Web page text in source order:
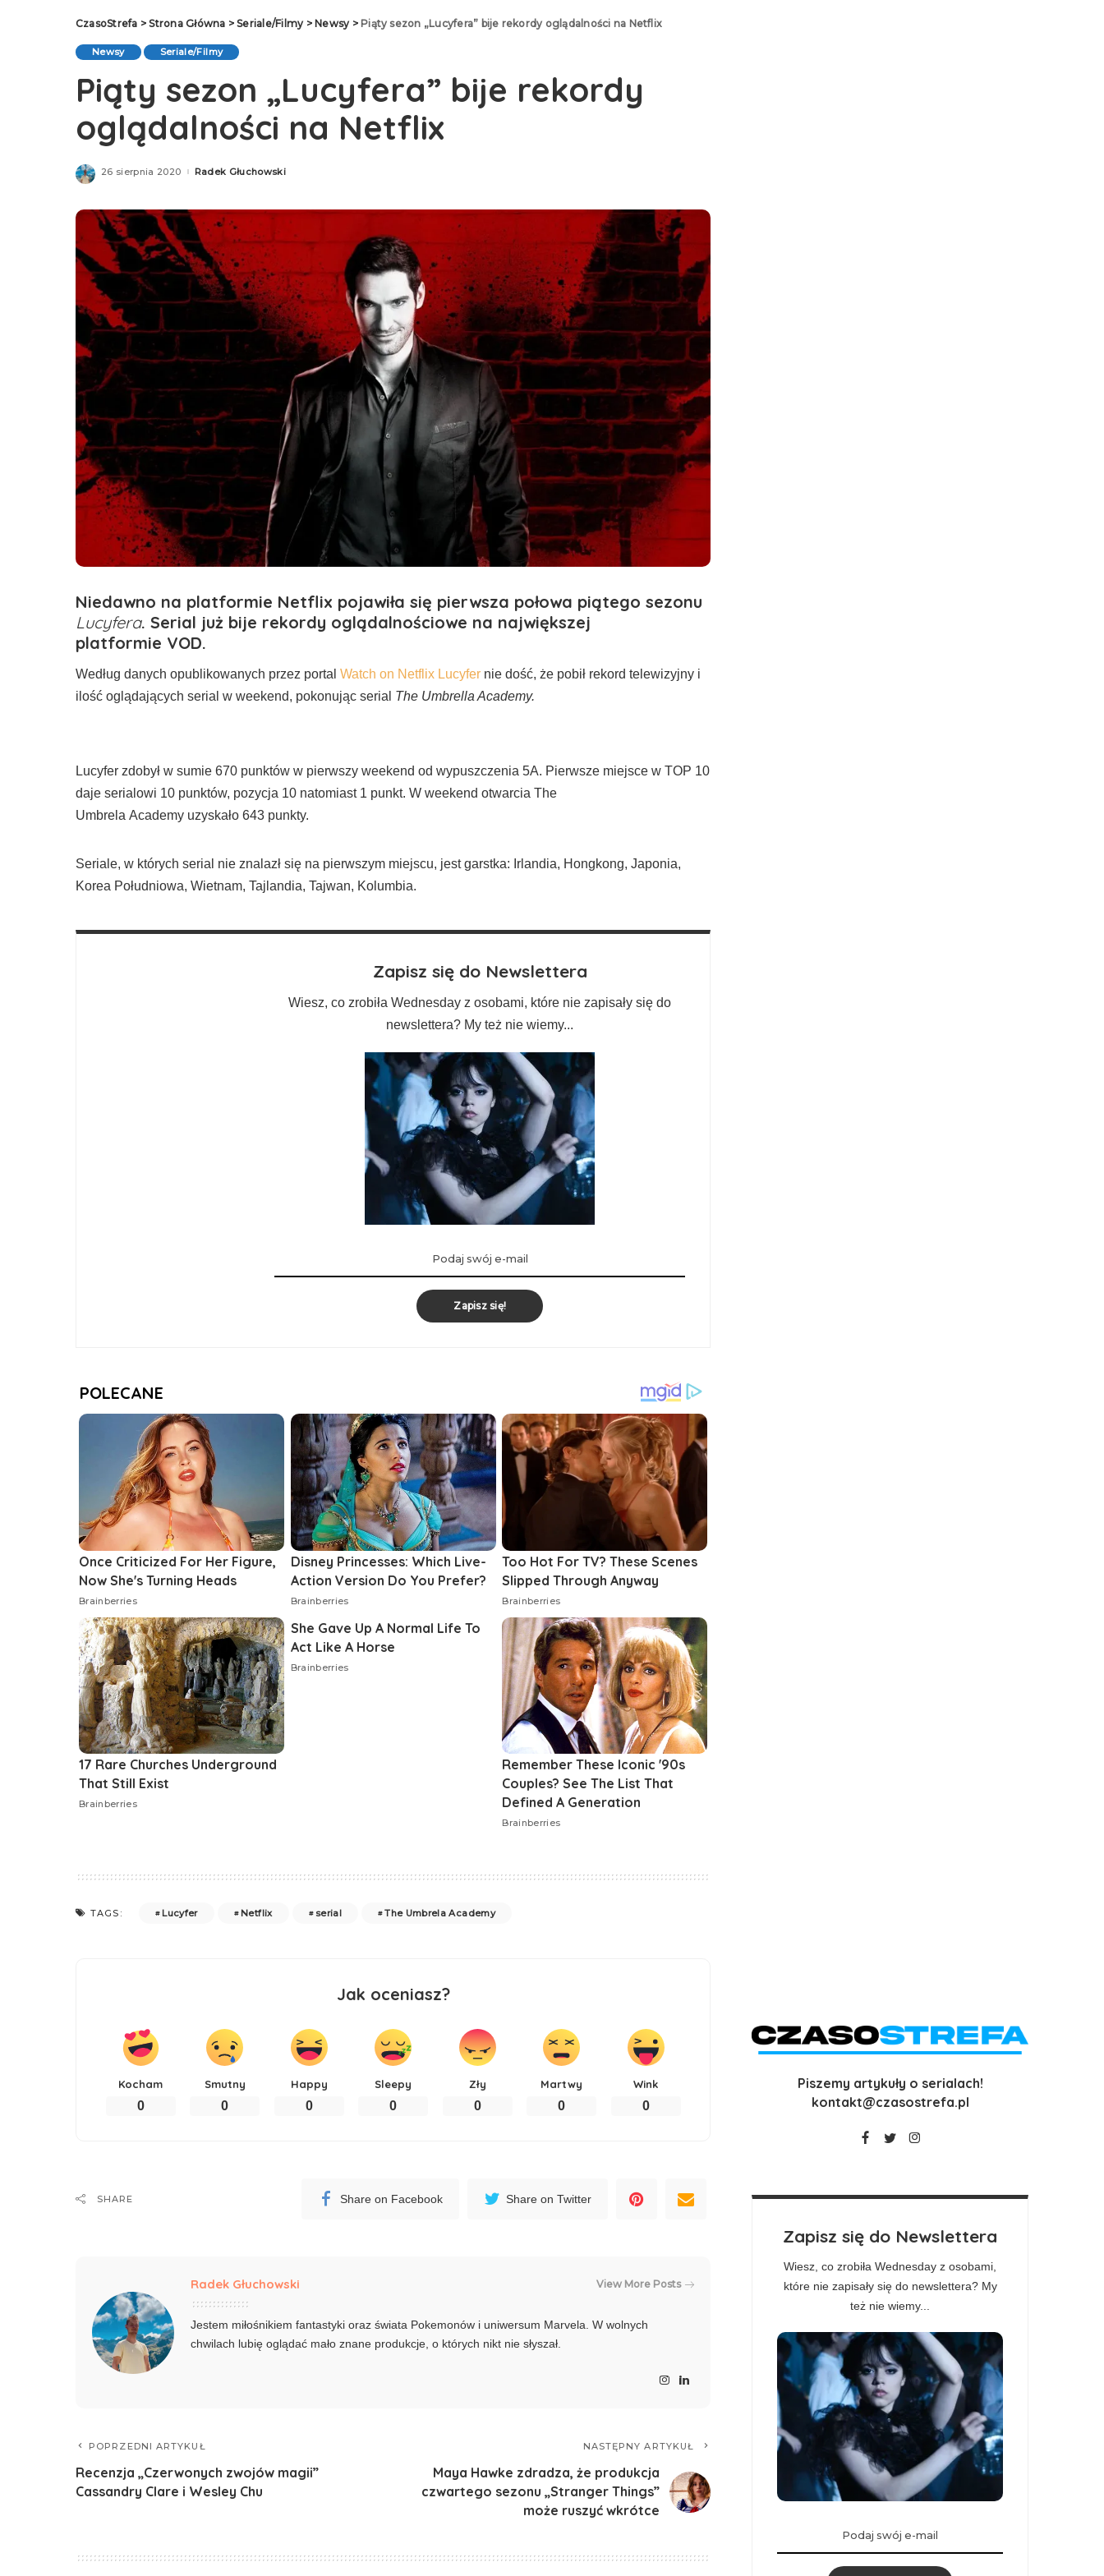
CzasoStrefa >Strona Główna >Seriale/Filmy> Newsy> Piąty sezon „Lucyfera” bije rekordy oglądalności na Netflix
Newsy Seriale/Filmy
Piąty sezon „Lucyfera” bije rekordy
oglądalności na Netflix
26 sierpnia 2020Posted
Radek Głuchowski
Niedawno na platformie Netflix pojawiła się pierwsza połowa piątego sezonu
Lucyfera. Serial już bije rekordy oglądalnościowe na największej
platformie VOD.
Według danych opublikowanych przez portal Watch on Netflix Lucyfer nie dość, że pobił rekord telewizyjny i
ilość oglądających serial w weekend, pokonując serial The Umbrella Academy.
Lucyfer zdobył w sumie 670 punktów w pierwszy weekend od wypuszczenia 5A. Pierwsze miejsce w TOP 10
daje serialowi 10 punktów, pozycja 10 natomiast 1 punkt. W weekend otwarcia The
Umbrela Academy uzyskało 643 punkty.
Seriale, w których serial nie znalazł się na pierwszym miejscu, jest garstka: Irlandia, Hongkong, Japonia,
Korea Południowa, Wietnam, Tajlandia, Tajwan, Kolumbia.
Zapisz się do Newslettera
Wiesz, co zrobiła Wednesday z osobami, które nie zapisały się do
newslettera? My też nie wiemy...
Zapisz się!
TAGS: Lucyfer Netflix serial The Umbrela Academy
Jak oceniasz?
Kocham
0
Smutny
0
Happy
0
Sleepy
0
Zły
0
Martwy
0
Wink
0
SHARE Share on Facebook Share on Twitter
Radek Głuchowski View More Posts
Jestem miłośnikiem fantastyki oraz świata Pokemonów i uniwersum Marvela. W wolnych
chwilach lubię oglądać mało znane produkcje, o których nikt nie słyszał.
POPRZEDNI ARTYKUŁ
Recenzja „Czerwonych zwojów magii”
Cassandry Clare i Wesley Chu
NASTĘPNY ARTYKUŁ
Maya Hawke zdradza, że produkcja
czwartego sezonu „Stranger Things”
może ruszyć wkrótce
Piszemy artykuły o serialach!
kontakt@czasostrefa.pl
Zapisz się do Newslettera
Wiesz, co zrobiła Wednesday z osobami,
które nie zapisały się do newslettera? My
też nie wiemy...